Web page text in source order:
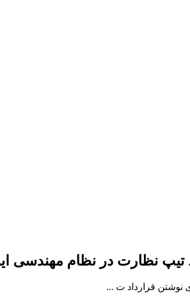
نظارت در نظام مهندسی
قرارداد ت ...